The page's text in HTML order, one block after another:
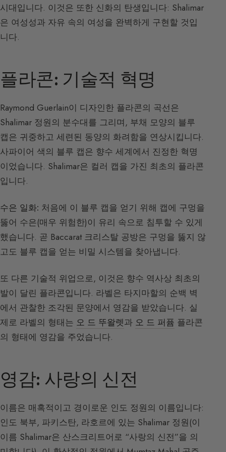
시대입니다. 이것은 또한 신화의 탄생입니다: Shalimar
은 여성성과 자유 속의 여성을 완벽하게 구현할 것입
니다.
플라콘: 기술적 혁명
Raymond Guerlain이 디자인한 플라콘의 곡선은
Shalimar 정원의 분수대를 그리며, 부채 모양의 블루
캡은 귀중하고 세련된 동양의 화려함을 연상시킵니다.
사파이어 색의 블루 캡은 향수 세계에서 진정한 혁명
이었습니다. Shalimar은 컬러 캡을 가진 최초의 플라콘
입니다.
수은 일화: 처음에 이 블루 캡을 얻기 위해 캡에 구멍을
뚫어 수은(매우 위험한)이 유리 속으로 침투할 수 있게
했습니다. 곧 Baccarat 크리스탈 공방은 구멍을 뚫지 않
고도 블루 캡을 얻는 비밀 시스템을 찾아냅니다.
또 다른 기술적 위업으로, 이것은 향수 역사상 최초의
발이 달린 플라콘입니다. 라벨은 타지마할의 순백 벽
에서 관찰한 조각된 문양에서 영감을 받았습니다. 실
제로 라벨의 형태는 오 드 뚜왈렛과 오 드 퍼퓸 플라콘
의 형태에 영감을 주었습니다.
영감: 사랑의 신전
이름은 매혹적이고 경이로운 인도 정원의 이름입니다:
인도 북부, 파키스탄, 라호르에 있는 Shalimar 정원(이
이름 Shalimar은 산스크리트어로 “사랑의 신전”을 의